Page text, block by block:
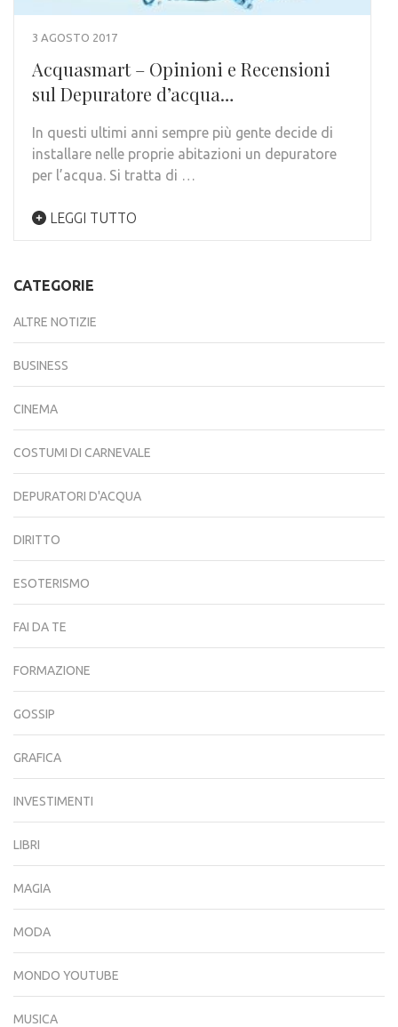
3 AGOSTO 2017
Acquasmart – Opinioni e Recensioni
sul Depuratore d’acqua…
In questi ultimi anni sempre più gente decide di
installare nelle proprie abitazioni un depuratore
per l’acqua. Si tratta di …
LEGGI TUTTO
CATEGORIE
ALTRE NOTIZIE
BUSINESS
CINEMA
COSTUMI DI CARNEVALE
DEPURATORI D'ACQUA
DIRITTO
ESOTERISMO
FAI DA TE
FORMAZIONE
GOSSIP
GRAFICA
INVESTIMENTI
LIBRI
MAGIA
MODA
MONDO YOUTUBE
MUSICA